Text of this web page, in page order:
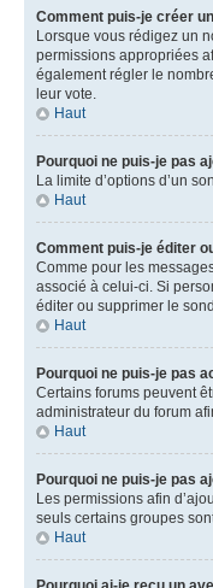
Comment puis-je créer
Lorsque vous rédigez un
permissions appropriées
également régler le
leur vote.
Haut
Pourquoi ne puis-je pas
La limite d’options d’un
Haut
Comment puis-je éditer
Comme pour les
associé à celui-ci. Si
éditer ou supprimer le
Haut
Pourquoi ne puis-je pas
Certains forums peuvent
administrateur du forum
Haut
Pourquoi ne puis-je pas
Les permissions afin
seuls certains groupes
Haut